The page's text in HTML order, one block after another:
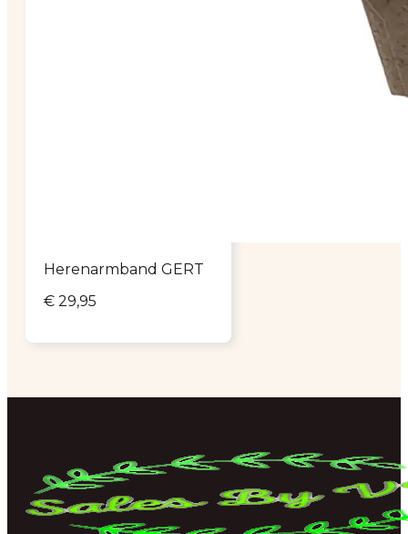
Herenarmband GERT
€ 29,95